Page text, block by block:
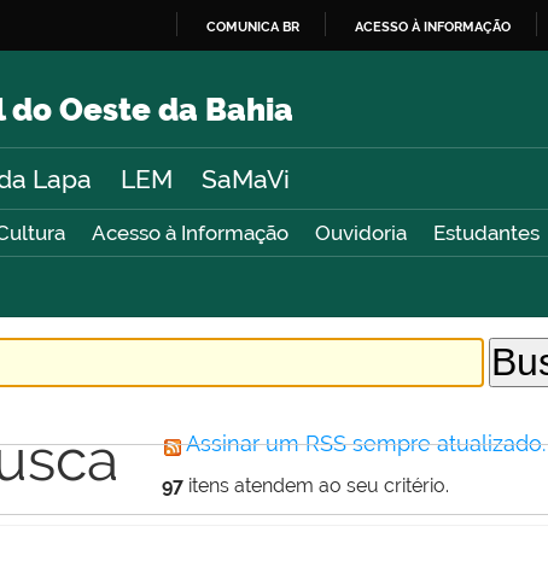
O
COMUNICA BR ACESSO À INFORMAÇÃO
Oeste da Bahia
Lapa LEM SaMaVi
Acesso à Informação Ouvidoria Estudantes
Assinar um RSS sempre atualizado.
97 itens atendem ao seu critério.